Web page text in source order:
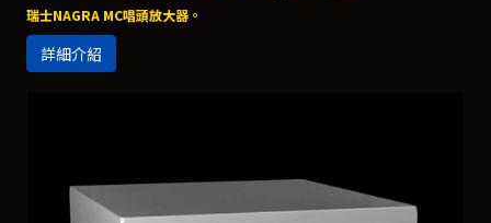
瑞士NAGRA MC唱頭放大器。
詳細介紹